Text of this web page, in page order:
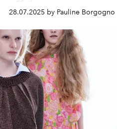
28.07.2025 by Pauline Borgogno